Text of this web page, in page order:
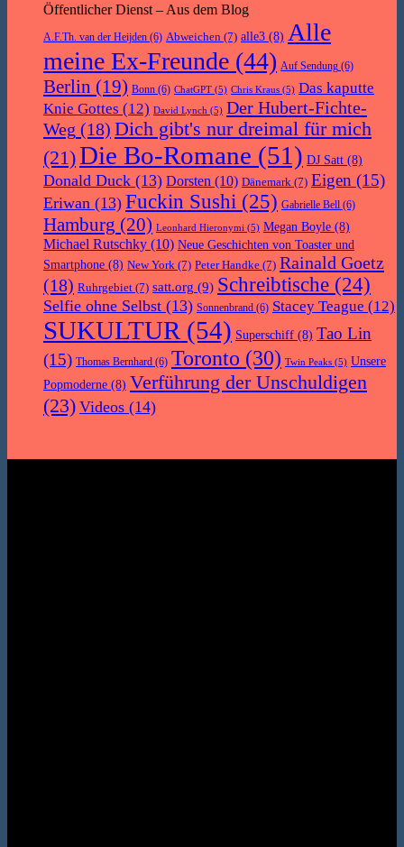
Öffentlicher Dienst – Aus dem Blog
A.F.Th. van der Heijden (6) Abweichen (7) alle3 (8) Alle
meine Ex-Freunde (44) Auf Sendung (6)
Berlin (19) Bonn (6) ChatGPT (5) Chris Kraus (5) Das kaputte
Knie Gottes (12) David Lynch (5) Der Hubert-Fichte-
Weg (18) Dich gibt's nur dreimal für mich
(21)Die Bo-Romane (51) DJ Satt (8)
Donald Duck (13) Dorsten (10) Dänemark (7) Eigen (15)
Eriwan (13) Fuckin Sushi (25) Gabrielle Bell (6)
Hamburg (20) Leonhard Hieronymi (5) Megan Boyle (8)
Michael Rutschky (10) Neue Geschichten von Toaster und
Smartphone (8) New York (7) Peter Handke (7) Rainald Goetz
(18) Ruhrgebiet (7) satt.org (9) Schreibtische (24)
Selfie ohne Selbst (13) Sonnenbrand (6) Stacey Teague (12)
SUKULTUR (54) Superschiff (8) Tao Lin
(15) Thomas Bernhard (6) Toronto (30) Twin Peaks (5) Unsere
Popmoderne (8) Verführung der Unschuldigen
(23) Videos (14)